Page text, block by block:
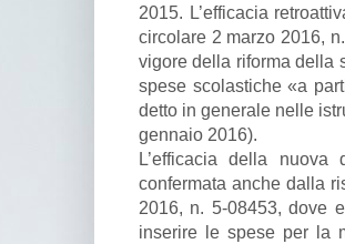
2015. L’efficacia
circolare 2 marzo 2016,
vigore della riforma della
spese scolastiche «a
detto in generale nelle
gennaio 2016).
L’efficacia della
confermata anche dalla
2016, n. 5-08453, dove
inserire le spese per la